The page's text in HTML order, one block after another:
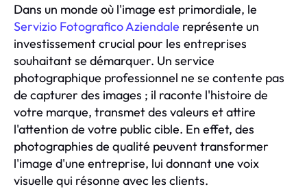
Dans un monde où l'image est primordiale, le
Servizio Fotografico Aziendale représente un
investissement crucial pour les entreprises
souhaitant se démarquer. Un service
photographique professionnel ne se contente pas
de capturer des images ; il raconte l'histoire de
votre marque, transmet des valeurs et attire
l'attention de votre public cible. En effet, des
photographies de qualité peuvent transformer
l'image d'une entreprise, lui donnant une voix
visuelle qui résonne avec les clients.